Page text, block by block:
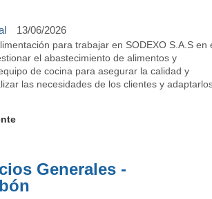
13/06/2026
para trabajar en SODEXO S.A.S en
el abastecimiento de alimentos y
de cocina para asegurar la calidad y
las necesidades de los clientes y
Generales -